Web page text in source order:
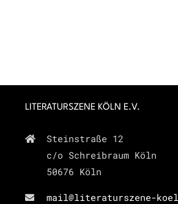
LITERATURSZENE KÖLN E.V.
Steinstraße 12
c/o Schreibraum Köln
50676 Köln
mail@literaturszene-